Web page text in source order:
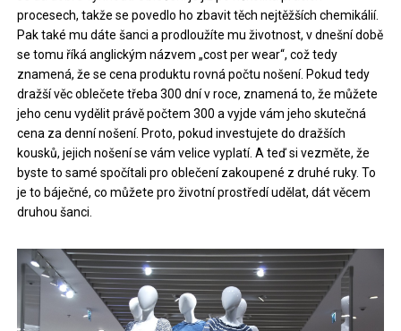
procesech, takže se povedlo ho zbavit těch nejtěžších chemikálií.
Pak také mu dáte šanci a prodloužíte mu životnost, v dnešní době
se tomu říká anglickým názvem „cost per wear“, což tedy
znamená, že se cena produktu rovná počtu nošení. Pokud tedy
dražší věc oblečete třeba 300 dní v roce, znamená to, že můžete
jeho cenu vydělit právě počtem 300 a vyjde vám jeho skutečná
cena za denní nošení. Proto, pokud investujete do dražších
kousků, jejich nošení se vám velice vyplatí. A teď si vezměte, že
byste to samé spočítali pro oblečení zakoupené z druhé ruky. To
je to báječné, co můžete pro životní prostředí udělat, dát věcem
druhou šanci.